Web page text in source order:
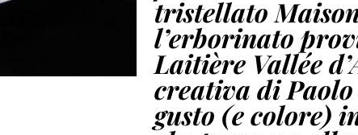
tristellato
l’erborinato
Laitière Vallée
creativa di
gusto (e colore)